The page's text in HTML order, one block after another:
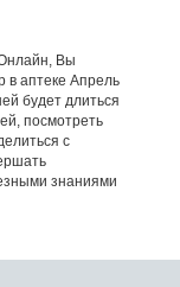
Вы
в аптеке Апрель
будет длиться
посмотреть
с
знаниями